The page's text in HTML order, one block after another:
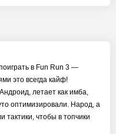
в Fun Run 3 —
это всегда кайф!
летает как имба,
оптимизировали. Народ, а
тактики, чтобы в топчики